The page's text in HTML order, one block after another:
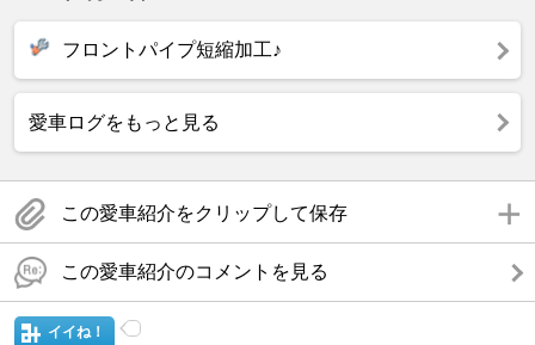
フロントパイプ短縮加工♪
愛車ログをもっと見る
この愛車紹介をクリップして保存
この愛車紹介のコメントを見る
イイね！